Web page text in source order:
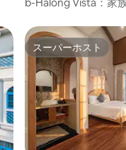
スーパーホスト
スーパーホスト